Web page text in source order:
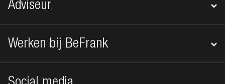
Adviseur
Werken bij BeFrank